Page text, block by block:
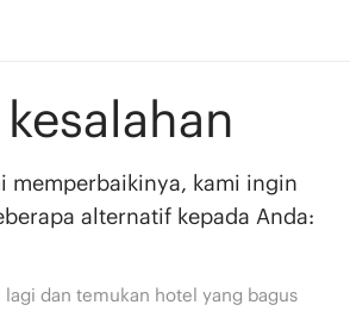
memperbaikinya, kami ingin
alternatif kepada Anda:
dan temukan hotel yang bagus